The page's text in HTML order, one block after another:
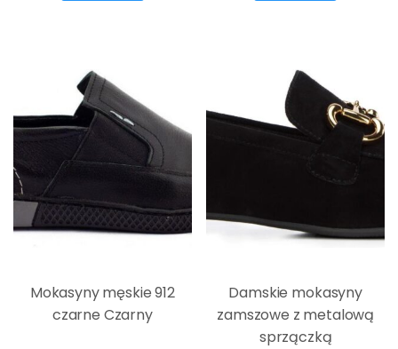
Mokasyny męskie 912
czarne Czarny
Damskie mokasyny
zamszowe z metalową
sprzączką